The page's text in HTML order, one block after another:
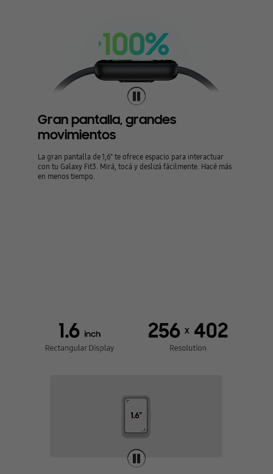
Gran pantalla, grandes
movimientos
La gran pantalla de 1,6" te ofrece espacio para interactuar
con tu Galaxy Fit3. Mirá, tocá y deslizá fácilmente. Hacé más
en menos tiempo.